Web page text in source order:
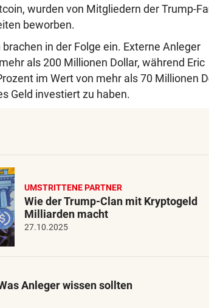
wurden von Mitgliedern der Trump-
beworben.
in der Folge ein. Externe Anleger
als 200 Millionen Dollar, während Eric
im Wert von mehr als 70 Millionen
Geld investiert zu haben.
UMSTRITTENE PARTNER
Wie der Trump-Clan mit Kryptogeld
Milliarden macht
27.10.2025
Anleger wissen sollten